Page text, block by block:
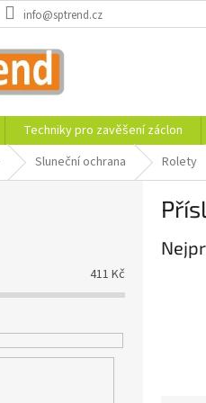
info@sptrend.cz
Techniky pro zavěšení záclon
Sluneční ochrana Rolety
411 Kč